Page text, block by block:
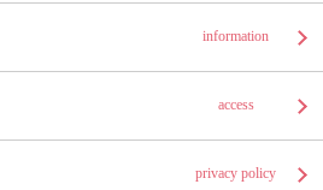
information
access
privacy policy